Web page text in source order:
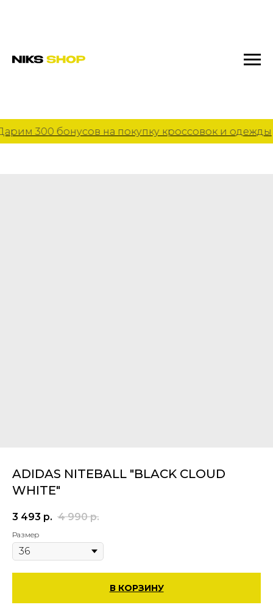
300 бонусов на покупку кроссовок и одежды
ADIDAS NITEBALL "BLACK CLOUD
WHITE"
3 493 р. 4 990 р.
Размер
В КОРЗИНУ